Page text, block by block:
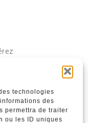
technologies
des
permettra de traiter
ou les ID uniques